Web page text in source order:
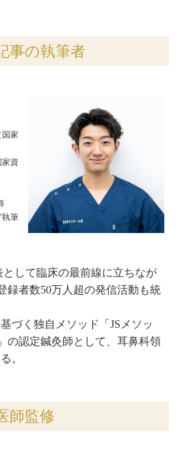
事の執筆者
家
家資
執筆
して臨床の最前線に立ちなが
録者数50万人超の発信活動も統
づく独自メソッド「JSメソッ
の認定鍼灸師として、耳鼻科領
。
師監修